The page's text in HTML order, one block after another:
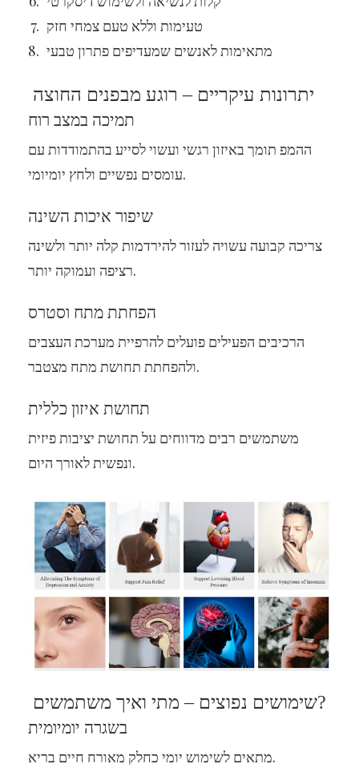
טעימות וללא טעם צמחי חזק
מתאימות לאנשים שמעדיפים פתרון טבעי
יתרונות עיקריים – רוגע מבפנים החוצה
תמיכה במצב רוח
ההמפ תומך באיזון רגשי ועשוי לסייע בהתמודדות עם
עומסים נפשיים ולחץ יומיומי.
שיפור איכות השינה
צריכה קבועה עשויה לעזור להירדמות קלה יותר ולשינה
רציפה ועמוקה יותר.
הפחתת מתח וסטרס
הרכיבים הפעילים פועלים להרפיית מערכת העצבים
ולהפחתת תחושת מתח מצטבר.
תחושת איזון כללית
משתמשים רבים מדווחים על תחושת יציבות פיזית
ונפשית לאורך היום.
שימושים נפוצים – מתי ואיך משתמשים?
בשגרה יומיומית
מתאים לשימוש יומי כחלק מאורח חיים בריא.